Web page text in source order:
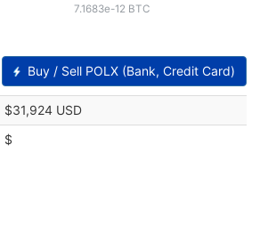
7.1683e-12 BTC
Buy / Sell POLX (Bank, Credit Card)
$31,924 USD
$